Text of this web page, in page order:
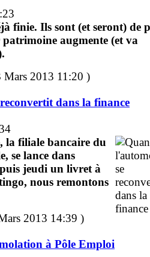
finie. Ils sont (et seront) de
augmente (et va
2013 11:20 )
dans la finance
la filiale bancaire du
se lance dans
jeudi un livret à
nous remontons
2013 14:39 )
à Pôle Emploi